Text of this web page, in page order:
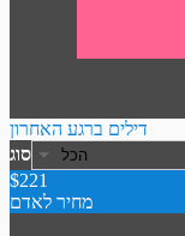
דילים ברגע האחרון
סוג
$221
מחיר לאדם